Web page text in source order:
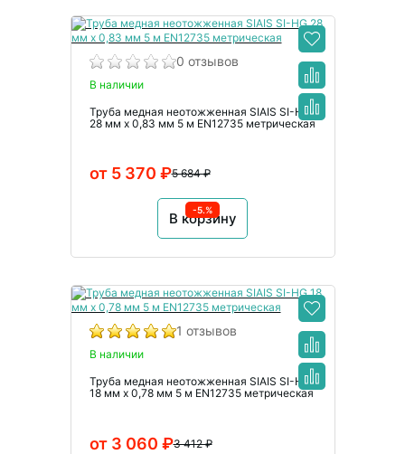
0 отзывов
В наличии
Труба медная неотожженная SIAIS SI-HG
28 мм x 0,83 мм 5 м EN12735 метрическая
5 684 ₽
от 5 370 ₽
В корзину
-5.%
1 отзывов
В наличии
Труба медная неотожженная SIAIS SI-HG
18 мм x 0,78 мм 5 м EN12735 метрическая
3 412 ₽
от 3 060 ₽